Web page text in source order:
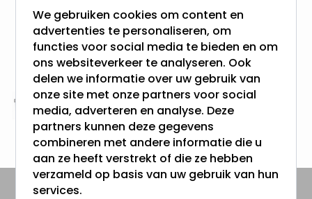
Gratis verzending + snel geleverd
Vanaf EUR100,- naar NL & BE
& 100 dagen recht op retour
Altijd uit eigen voorraad
3000m2 - 60.000+ Producten
We gebruiken cookies om content en
advertenties te personaliseren, om
functies voor social media te bieden en om
ons websiteverkeer te analyseren. Ook
delen we informatie over uw gebruik van
onze site met onze partners voor social
media, adverteren en analyse. Deze
partners kunnen deze gegevens
combineren met andere informatie die u
aan ze heeft verstrekt of die ze hebben
verzameld op basis van uw gebruik van hun
services.